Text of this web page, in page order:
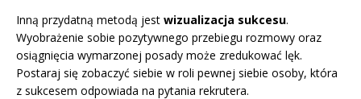
Inną przydatną metodą jest wizualizacja sukcesu.
Wyobrażenie sobie pozytywnego przebiegu rozmowy oraz
osiągnięcia wymarzonej posady może zredukować lęk.
Postaraj się zobaczyć siebie w roli pewnej siebie osoby, która
z sukcesem odpowiada na pytania rekrutera.